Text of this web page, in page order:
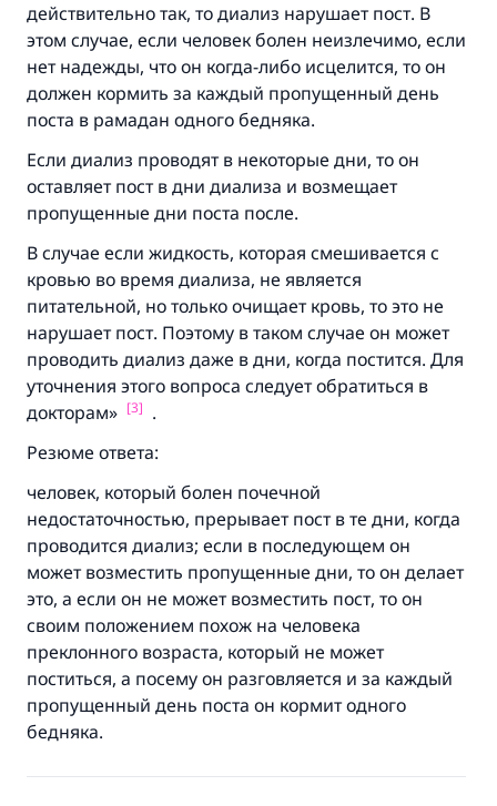
действительно так, то диализ нарушает пост. В
этом случае, если человек болен неизлечимо, если
нет надежды, что он когда-либо исцелится, то он
должен кормить за каждый пропущенный день
поста в рамадан одного бедняка.
Если диализ проводят в некоторые дни, то он
оставляет пост в дни диализа и возмещает
пропущенные дни поста после.
В случае если жидкость, которая смешивается с
кровью во время диализа, не является
питательной, но только очищает кровь, то это не
нарушает пост. Поэтому в таком случае он может
проводить диализ даже в дни, когда постится. Для
уточнения этого вопроса следует обратиться в
докторам» [3] .
Резюме ответа:
человек, который болен почечной
недостаточностью, прерывает пост в те дни, когда
проводится диализ; если в последующем он
может возместить пропущенные дни, то он делает
это, а если он не может возместить пост, то он
своим положением похож на человека
преклонного возраста, который не может
поститься, а посему он разговляется и за каждый
пропущенный день поста он кормит одного
бедняка.